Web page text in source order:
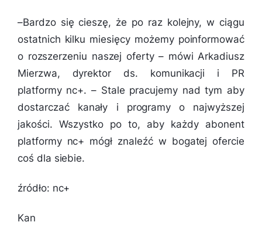
–Bardzo się cieszę, że po raz kolejny, w ciągu
ostatnich kilku miesięcy możemy poinformować
o rozszerzeniu naszej oferty– mówi Arkadiusz
Mierzwa, dyrektor ds. komunikacji i PR
platformy nc+. – Stale pracujemy nad tym aby
dostarczać kanały i programy o najwyższej
jakości. Wszystko po to, aby każdy abonent
platformy nc+ mógł znaleźć w bogatej ofercie
coś dla siebie.
źródło: nc+
Kan